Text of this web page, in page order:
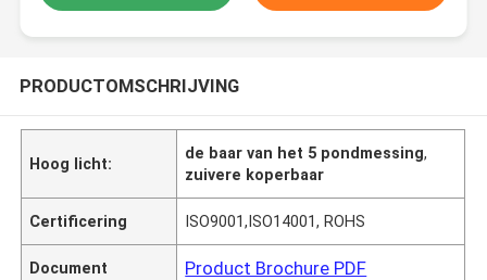
PRODUCTOMSCHRIJVING
Hoog licht:
de baar van het 5 pondmessing,
zuivere koperbaar
Certificering ISO9001,ISO14001, ROHS
Document Product Brochure PDF